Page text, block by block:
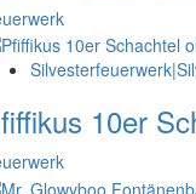
10er